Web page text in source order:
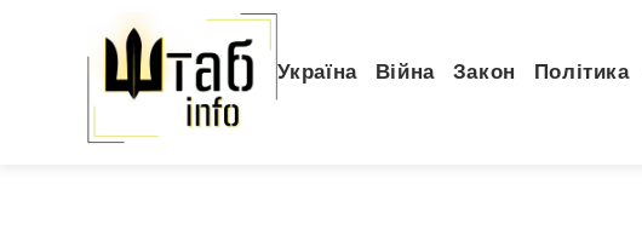
Україна Війна Закон Політика